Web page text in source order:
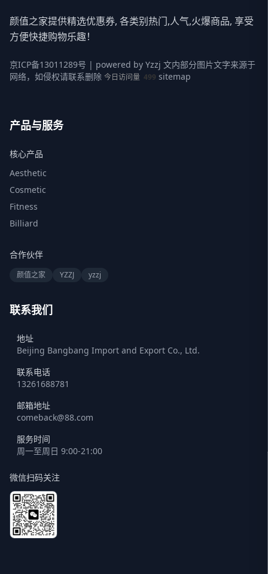
颜值之家提供精选优惠券, 各类别热门,人气,火爆商品, 享受
方便快捷购物乐趣！
京ICP备13011289号 | powered by Yzzj 文内部分图片文字来源于
网络，如侵权请联系删除 今日访问量 499 sitemap
产品与服务
核心产品
Aesthetic
Cosmetic
Fitness
Billiard
合作伙伴
颜值之家 YZZJ yzzj
联系我们
地址
Beijing Bangbang Import and Export Co., Ltd.
联系电话
13261688781
邮箱地址
comeback@88.com
服务时间
周一至周日 9:00-21:00
微信扫码关注